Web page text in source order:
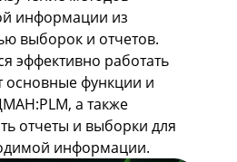
информации из
выборок и отчетов.
эффективно работать
основные функции и
а также
отчеты и выборки для
информации.